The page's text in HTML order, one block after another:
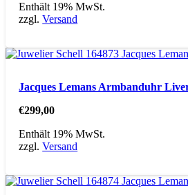
Enthält 19% MwSt.
zzgl.Versand
Jacques Lemans Armbanduhr
€299,00
Enthält 19% MwSt.
zzgl.Versand